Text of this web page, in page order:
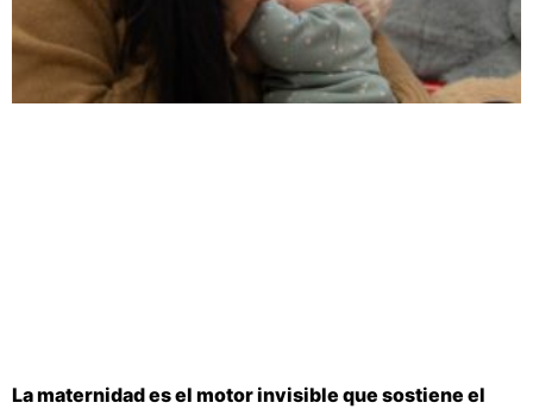
La maternidad es el motor invisible que sostiene el